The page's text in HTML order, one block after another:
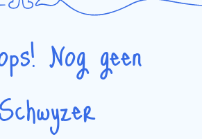
de nodige zorg en aandacht vanaf de
een
puppy Schwyzer Niederlaufhund
sterk reukvermogen en houden
zijn. Regelmatige lichaamsbeweging
Ondanks hun energieke natuur,
en tijd doorbrengen met hun
Nog geen